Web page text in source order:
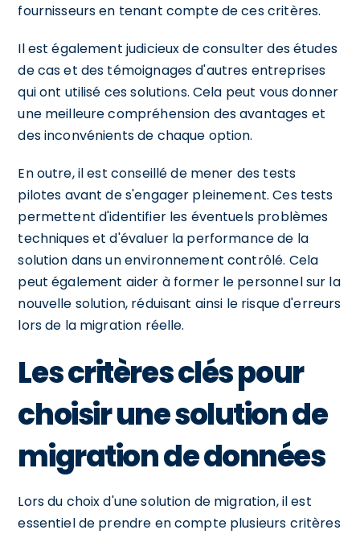
fournisseurs en tenant compte de ces critères.
Il est également judicieux de consulter des études
de cas et des témoignages d'autres entreprises
qui ont utilisé ces solutions. Cela peut vous donner
une meilleure compréhension des avantages et
des inconvénients de chaque option.
En outre, il est conseillé de mener des tests
pilotes avant de s'engager pleinement. Ces tests
permettent d'identifier les éventuels problèmes
techniques et d'évaluer la performance de la
solution dans un environnement contrôlé. Cela
peut également aider à former le personnel sur la
nouvelle solution, réduisant ainsi le risque d'erreurs
lors de la migration réelle.
Les critères clés pour
choisir une solution de
migration de données
Lors du choix d'une solution de migration, il est
essentiel de prendre en compte plusieurs critères